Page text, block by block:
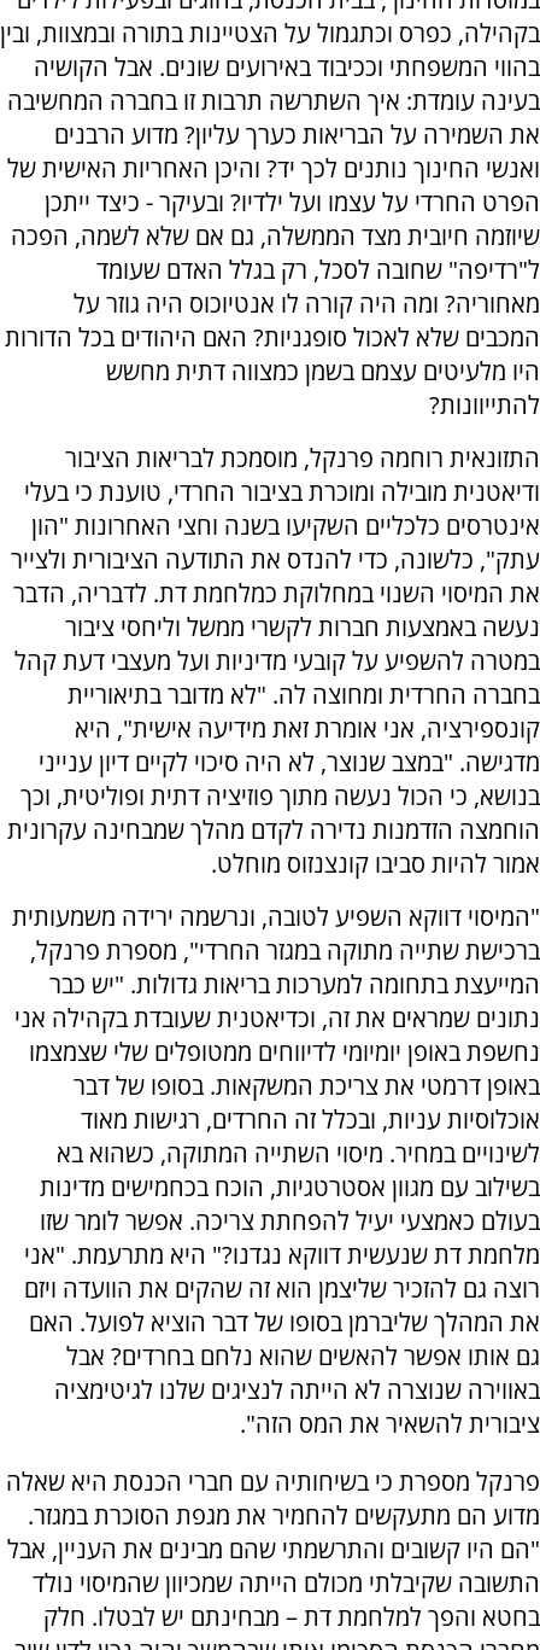
בקהילה, כפרס וכתגמול על הצטיינות בתורה ובמצוות, ובין
בהווי המשפחתי וככיבוד באירועים שונים. אבל הקושיה
בעינה עומדת: איך השתרשה תרבות זו בחברה המחשיבה
את השמירה על הבריאות כערך עליון? מדוע הרבנים
ואנשי החינוך נותנים לכך יד? והיכן האחריות האישית של
הפרט החרדי על עצמו ועל ילדיו? ובעיקר - כיצד ייתכן
שיוזמה חיובית מצד הממשלה, גם אם שלא לשמה, הפכה
ל"רדיפה" שחובה לסכל, רק בגלל האדם שעומד
מאחוריה? ומה היה קורה לו אנטיוכוס היה גוזר על
המכבים שלא לאכול סופגניות? האם היהודים בכל הדורות
היו מלעיטים עצמם בשמן כמצווה דתית מחשש
להתייוונות?
התזונאית רוחמה פרנקל, מוסמכת לבריאות הציבור
ודיאטנית מובילה ומוכרת בציבור החרדי, טוענת כי בעלי
אינטרסים כלכליים השקיעו בשנה וחצי האחרונות "הון
עתק", כלשונה, כדי להנדס את התודעה הציבורית ולצייר
את המיסוי השנוי במחלוקת כמלחמת דת. לדבריה, הדבר
נעשה באמצעות חברות לקשרי ממשל וליחסי ציבור
במטרה להשפיע על קובעי מדיניות ועל מעצבי דעת קהל
בחברה החרדית ומחוצה לה. "לא מדובר בתיאוריית
קונספירציה, אני אומרת זאת מידיעה אישית", היא
מדגישה. "במצב שנוצר, לא היה סיכוי לקיים דיון ענייני
בנושא, כי הכול נעשה מתוך פוזיציה דתית ופוליטית, וכך
הוחמצה הזדמנות נדירה לקדם מהלך שמבחינה עקרונית
אמור להיות סביבו קונצנזוס מוחלט.
"המיסוי דווקא השפיע לטובה, ונרשמה ירידה משמעותית
ברכישת שתייה מתוקה במגזר החרדי", מספרת פרנקל,
המייעצת בתחומה למערכות בריאות גדולות. "יש כבר
נתונים שמראים את זה, וכדיאטנית שעובדת בקהילה אני
נחשפת באופן יומיומי לדיווחים ממטופלים שלי שצמצמו
באופן דרמטי את צריכת המשקאות. בסופו של דבר
אוכלוסיות עניות, ובכלל זה החרדים, רגישות מאוד
לשינויים במחיר. מיסוי השתייה המתוקה, כשהוא בא
בשילוב עם מגוון אסטרטגיות, הוכח בכחמישים מדינות
בעולם כאמצעי יעיל להפחתת צריכה. אפשר לומר שזו
מלחמת דת שנעשית דווקא נגדנו?" היא מתרעמת. "אני
רוצה גם להזכיר שליצמן הוא זה שהקים את הוועדה ויזם
את המהלך שליברמן בסופו של דבר הוציא לפועל. האם
גם אותו אפשר להאשים שהוא נלחם בחרדים? אבל
באווירה שנוצרה לא הייתה לנציגים שלנו לגיטימציה
ציבורית להשאיר את המס הזה".
פרנקל מספרת כי בשיחותיה עם חברי הכנסת היא שאלה
מדוע הם מתעקשים להחמיר את מגפת הסוכרת במגזר.
"הם היו קשובים והתרשמתי שהם מבינים את העניין, אבל
התשובה שקיבלתי מכולם הייתה שמכיוון שהמיסוי נולד
בחטא והפך למלחמת דת – מבחינתם יש לבטלו. חלק